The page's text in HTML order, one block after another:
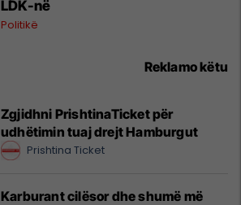
LDK-në
Politikë
Reklamo këtu
Zgjidhni PrishtinaTicket për
udhëtimin tuaj drejt Hamburgut
Prishtina Ticket
Karburant cilësor dhe shumë më